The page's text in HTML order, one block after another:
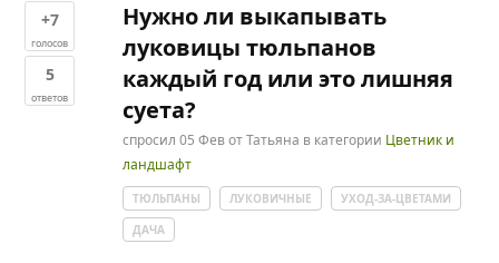
+7
голосов
5
ответов
Нужно ли выкапывать
луковицы тюльпанов
каждый год или это лишняя
суета?
спросил 05 ФевотТатьяна в категории Цветник и
ландшафт
ТЮЛЬПАНЫ ЛУКОВИЧНЫЕ
УХОД-ЗА-ЦВЕТАМИ
ДАЧА